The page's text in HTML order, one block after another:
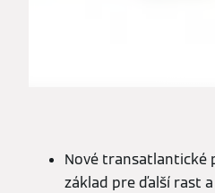
Nové transatlantické
základ pre ďalší rast